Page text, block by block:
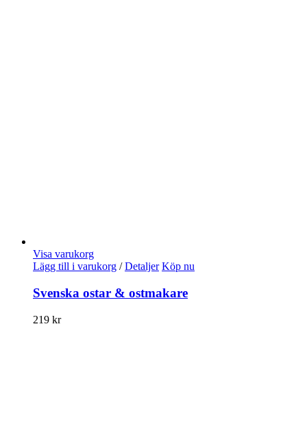
Visa varukorg
Lägg till i varukorg / Detaljer Köp nu
Svenska ostar & ostmakare
219 kr